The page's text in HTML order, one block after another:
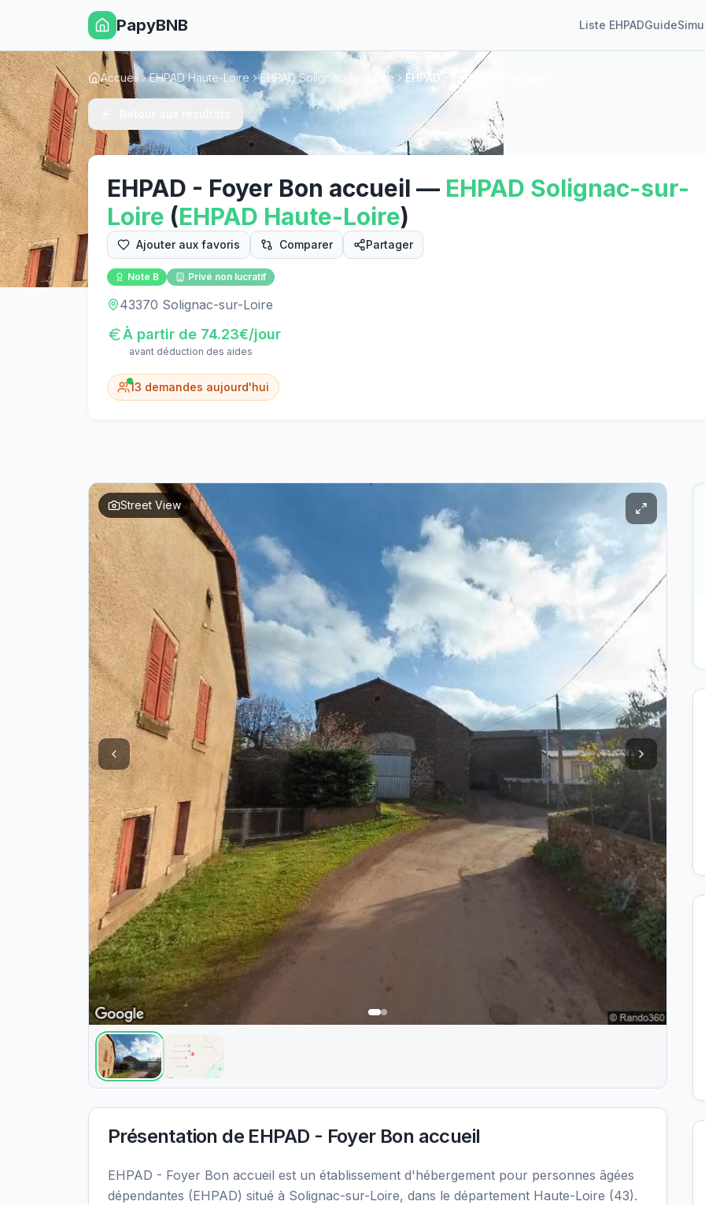
PapyBNB Liste EHPADGuide
Accueil EHPAD Haute-Loire EHPAD Solignac-sur-Loire EHPAD - Foyer Bon accueil
EHPAD - Foyer Bon accueil — EHPAD Solignac-sur-
Loire (EHPAD Haute-Loire)
Ajouter aux favoris Comparer Partager
Note B Privé non lucratif
43370 Solignac-sur-Loire
À partir de 74.23€/jour
avant déduction des aides
13 demandes aujourd'hui
Street View
Présentation de EHPAD - Foyer Bon accueil
EHPAD - Foyer Bon accueil est un établissement d'hébergement pour personnes âgées
dépendantes (EHPAD) situé à Solignac-sur-Loire, dans le département Haute-Loire (43).